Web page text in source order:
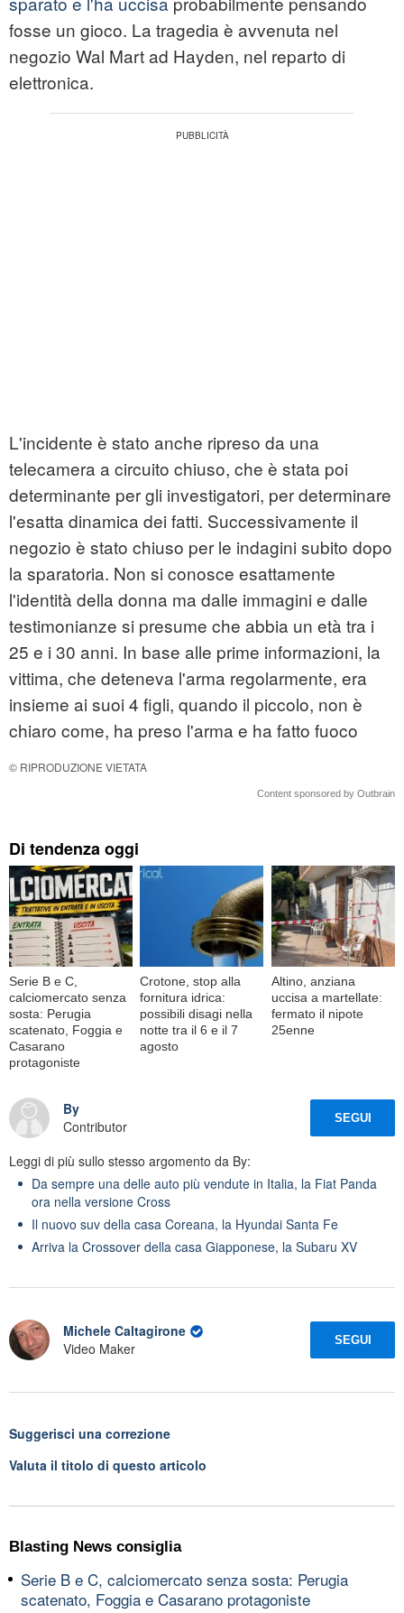
fosse un gioco. La tragedia è avvenuta nel
negozio Wal Mart ad Hayden, nel reparto di
elettronica.
L'incidente è stato anche ripreso da una
telecamera a circuito chiuso, che è stata poi
determinante per gli investigatori, per determinare
l'esatta dinamica dei fatti. Successivamente il
negozio è stato chiuso per le indagini subito dopo
la sparatoria. Non si conosce esattamente
l'identità della donna ma dalle immagini e dalle
testimonianze si presume che abbia un età tra i
25 e i 30 anni. In base alle prime informazioni, la
vittima, che deteneva l'arma regolarmente, era
insieme ai suoi 4 figli, quando il piccolo, non è
chiaro come, ha preso l'arma e ha fatto fuoco
© RIPRODUZIONE VIETATA
Content sponsored by Outbrain
Di tendenza oggi
Serie B e C,
calciomercato senza
sosta: Perugia
scatenato, Foggia e
Casarano
protagoniste
Crotone, stop alla
fornitura idrica:
possibili disagi nella
notte tra il 6 e il 7
agosto
Altino, anziana
uccisa a martellate:
fermato il nipote
25enne
By
Contributor
SEGUI
Leggi di più sullo stesso argomento da By:
Da sempre una delle auto più vendute in Italia, la Fiat Panda
ora nella versione Cross
Il nuovo suv della casa Coreana, la Hyundai Santa Fe
Arriva la Crossover della casa Giapponese, la Subaru XV
Michele Caltagirone
Video Maker
SEGUI
Suggerisci una correzione
Valuta il titolo di questo articolo
Blasting News consiglia
Serie B e C, calciomercato senza sosta: Perugia
scatenato, Foggia e Casarano protagoniste